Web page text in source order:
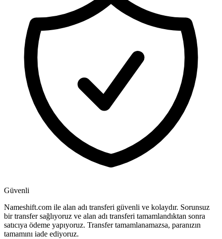
Güvenli
Nameshift.com ile alan adı transferi güvenli ve kolaydır. Sorunsuz
bir transfer sağlıyoruz ve alan adı transferi tamamlandıktan sonra
satıcıya ödeme yapıyoruz. Transfer tamamlanamazsa, paranızın
tamamını iade ediyoruz.